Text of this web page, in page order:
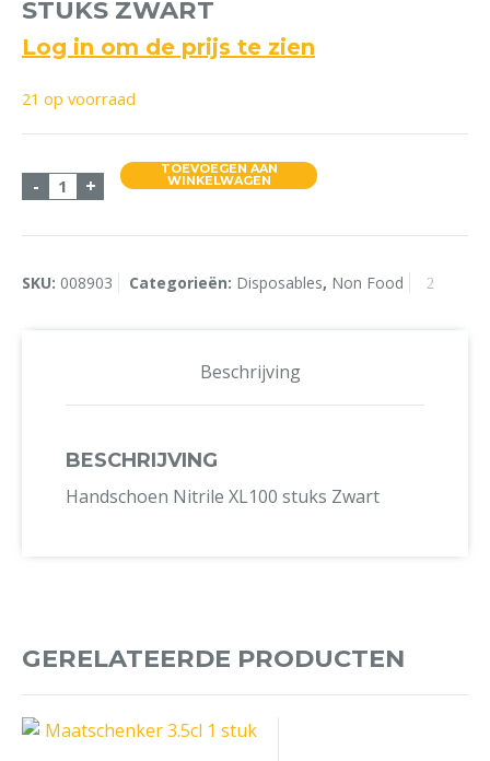
STUKS ZWART
Log in om de prijs te zien
21 op voorraad
- Handschoen Nitrile XL100 stuks Zwart aantal
+
TOEVOEGEN AAN
WINKELWAGEN
SKU: 008903 Categorieën: Disposables, Non Food
Beschrijving
BESCHRIJVING
Handschoen Nitrile XL100 stuks Zwart
GERELATEERDE PRODUCTEN